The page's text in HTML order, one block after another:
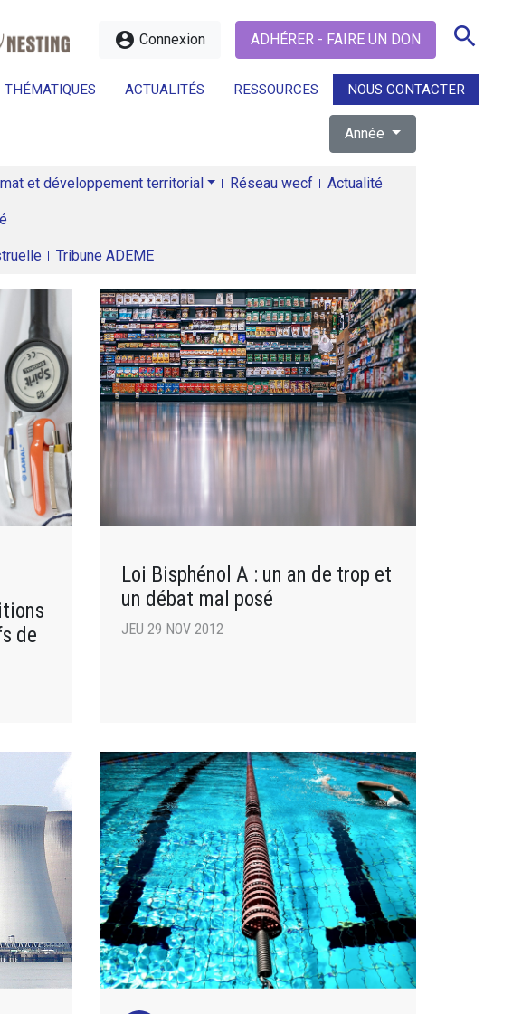
account_circle Connexion ADHÉRER - FAIRE UN DON search
THÉMATIQUES ACTUALITÉS RESSOURCES NOUS CONTACTER
search
Année
et développement territorial Réseau wecf Actualité
Tribune ADEME
de
Loi Bisphénol A : un an de trop et
un débat mal posé
JEU 29 NOV 2012